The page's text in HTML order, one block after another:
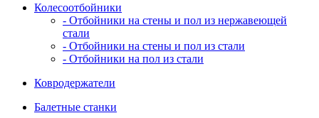
Колесоотбойники
- Отбойники на стены и пол из нержавеющей
стали
- Отбойники на стены и пол из стали
- Отбойники на пол из стали
Ковродержатели
Балетные станки